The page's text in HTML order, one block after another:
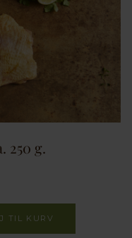
250 g.
TIL KURV